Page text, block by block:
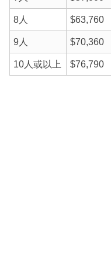
8人 $63,760
9人 $70,360
10人或以上 $76,790